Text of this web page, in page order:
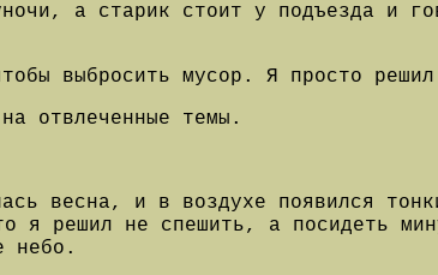
а старик стоит у подъезда и
выбросить мусор. Я просто решил
отвлеченные темы.
весна, и в воздухе появился
я решил не спешить, а посидеть
небо.